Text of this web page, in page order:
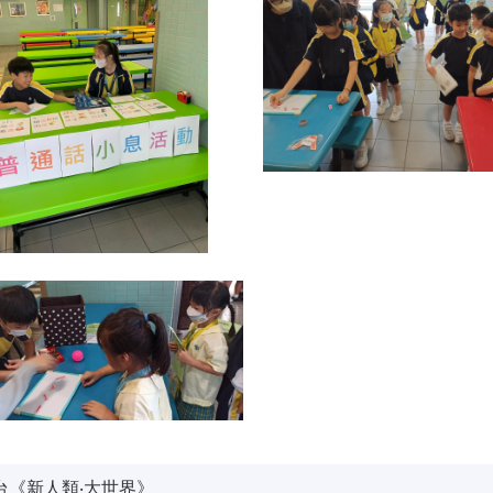
新人類‧大世界》